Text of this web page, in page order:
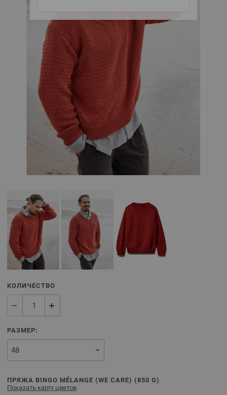
КОЛИЧЕСТВО
РАЗМЕР:
ПРЯЖА BINGO MÉLANGE (WE CARE) (850 G)
Показать карту цветов